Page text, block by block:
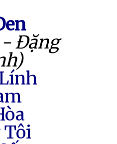
Đặng
Tôi